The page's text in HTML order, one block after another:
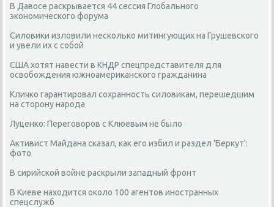
В Давосе раскрывается 44 сессия Глобального
экономического форума
Силовики изловили несколько митингующих на Грушевского
и увели их с собой
США хотят навести в КНДР спецпредставителя для
освобождения южноамериканского гражданина
Кличко гарантировал сохранность силовикам, перешедшим
на сторону народа
Луценко: Переговоров с Клюевым не было
Активист Майдана сказал, как его избил и раздел 'Беркут':
фото
В сирийской войне раскрыли западный фронт
В Киеве находится около 100 агентов иностранных
спецслужб